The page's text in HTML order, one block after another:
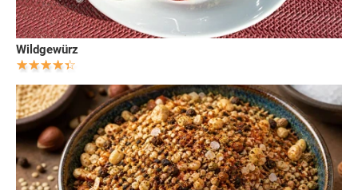
Wildgewürz